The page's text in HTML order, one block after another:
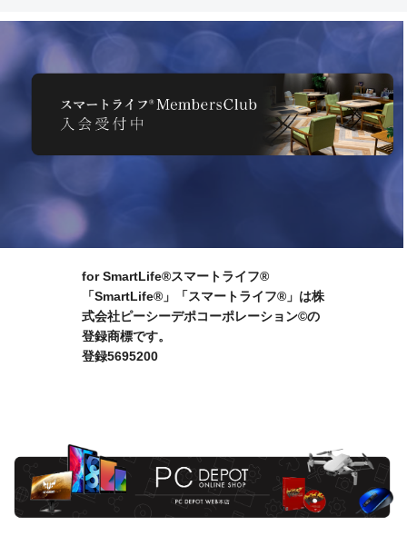
for SmartLife®スマートライフ®
「SmartLife®」「スマートライフ®」は株
式会社ピーシーデポコーポレーション©の
登録商標です。
登録5695200